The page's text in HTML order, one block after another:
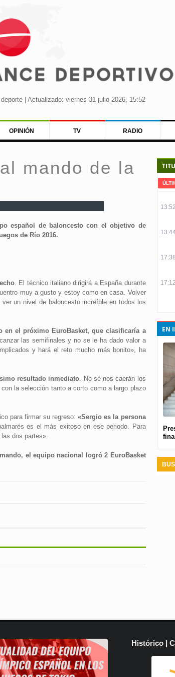
| Actualizado: viernes 31 julio 2026, 15:52
OPINIÓN TV RADIO
mando de la
español de baloncesto con el objetivo de
de Río 2016.
. El técnico italiano dirigirá a España durante
muy a gusto y estoy como en casa. Volver
un nivel de baloncesto increíble en todos los
en el próximo EuroBasket, que clasificaría a
las semifinales y no se le ha dado valor a
y hará el reto mucho más bonito», ha
resultado inmediato. No sé nos caerán los
la selección tanto a corto como a largo plazo
para firmar su regreso:«Sergio es la persona
es el más exitoso en ese periodo. Para
dos partes».
el equipo nacional logró 2 EuroBasket
13:52
17:38
17:12
EN
Histórico |